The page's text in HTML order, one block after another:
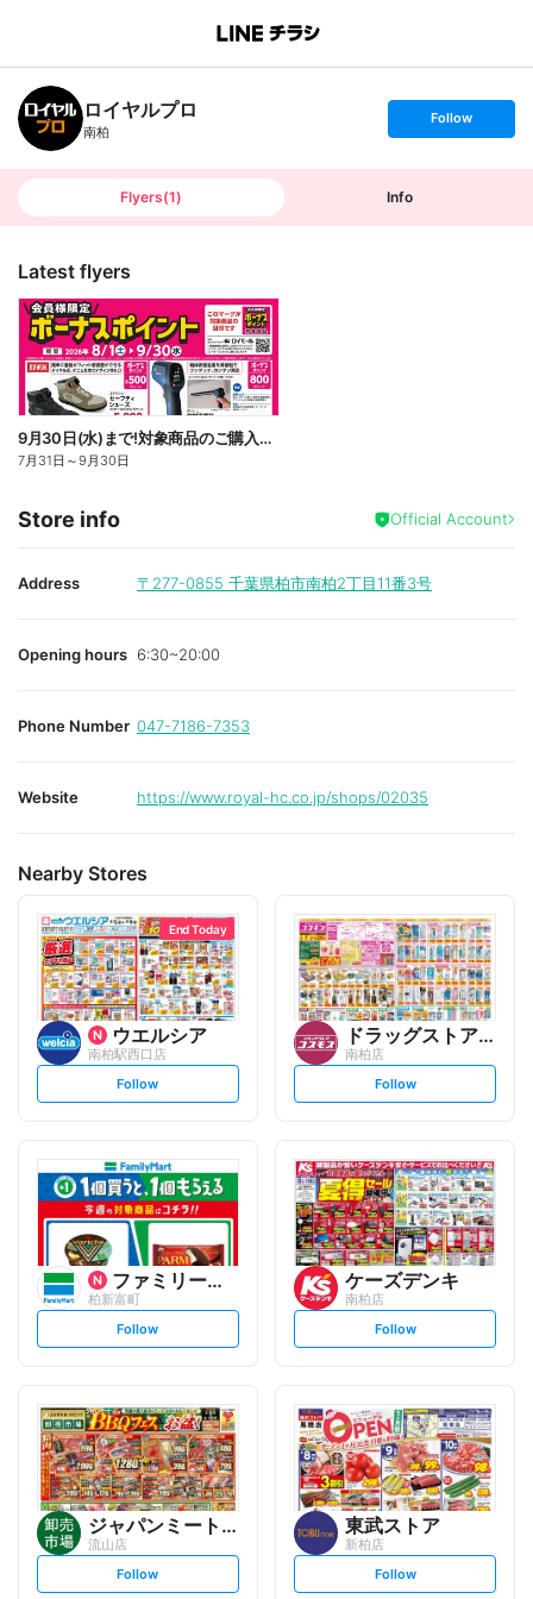
B
n
c
h
T
ロイヤルプロ
南柏
s
t
o
Follow
Flyers(1) Info
Latest flyers
9月30日(水)まで!対象商品のご購入でボーナスポイント!
7月31日 ～9月30日
Store info Official Account
Address 〒277-0855 千葉県柏市南柏2丁目11番3号
Opening hours 6:30~20:00
Phone Number 047-7186-7353
Website https://www.royal-hc.co.jp/shops/02035
Nearby Stores
End Today
ウエルシア
南柏駅西口店
s
t
l
o
w
Follow
ドラッグストアコスモス
南柏店
s
t
l
o
w
Follow
ファミリーマート
柏新富町
s
t
l
o
w
Follow
ケーズデンキ
南柏店
s
t
o
w
Follow
ジャパンミート卸売市場
流山店
s
Follow
東武ストア
新柏店
s
Follow